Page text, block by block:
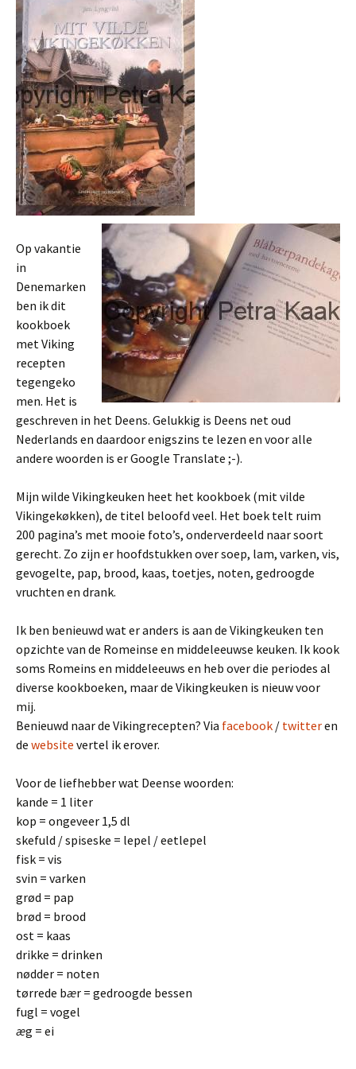
Op vakantie
in
Denemarken
ben ik dit
kookboek
met Viking
recepten
tegengeko
men. Het is
geschreven in het Deens. Gelukkig is Deens net oud
Nederlands en daardoor enigszins te lezen en voor alle
andere woorden is er Google Translate ;-).
Mijn wilde Vikingkeuken heet het kookboek (mit vilde
Vikingekøkken), de titel beloofd veel. Het boek telt ruim
200 pagina’s met mooie foto’s, onderverdeeld naar soort
gerecht. Zo zijn er hoofdstukken over soep, lam, varken, vis,
gevogelte, pap, brood, kaas, toetjes, noten, gedroogde
vruchten en drank.
Ik ben benieuwd wat er anders is aan de Vikingkeuken ten
opzichte van de Romeinse en middeleeuwse keuken. Ik kook
soms Romeins en middeleeuws en heb over die periodes al
diverse kookboeken, maar de Vikingkeuken is nieuw voor
mij.
Benieuwd naar de Vikingrecepten? Via facebook / twitteren
de website vertel ik erover.
Voor de liefhebber wat Deense woorden:
kande = 1 liter
kop = ongeveer 1,5 dl
skefuld / spiseske = lepel / eetlepel
fisk = vis
svin = varken
grød = pap
brød = brood
ost = kaas
drikke = drinken
nødder = noten
tørrede bær = gedroogde bessen
fugl = vogel
æg = ei